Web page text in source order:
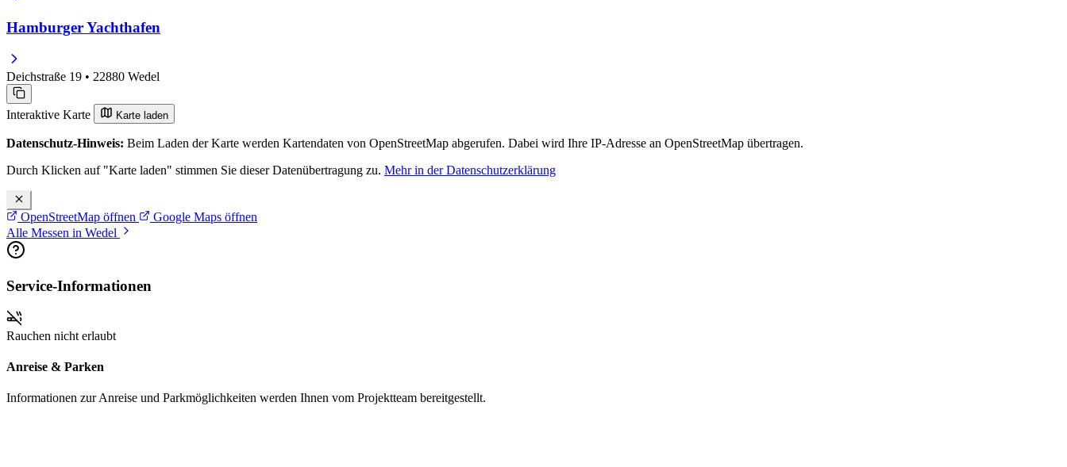
Hamburger Yachthafen
Deichstraße 19 • 22880 Wedel
Interaktive Karte Karte laden
Datenschutz-Hinweis: Beim Laden der Karte werden Kartendaten von OpenStreetMap abgerufen. Dabei wird Ihre IP-Adresse an OpenStreetMap übertragen.
Durch Klicken auf "Karte laden" stimmen Sie dieser Datenübertragung zu. Mehr in der Datenschutzerklärung
OpenStreetMap öffnen
Google Maps öffnen
Alle Messen in Wedel
Service-Informationen
Rauchen nicht erlaubt
Anreise & Parken
Informationen zur Anreise und Parkmöglichkeiten werden Ihnen vom Projektteam bereitgestellt.